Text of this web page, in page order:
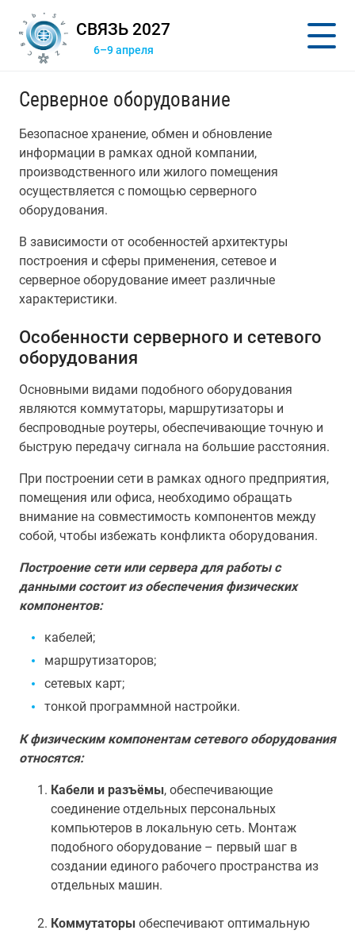
СВЯЗЬ 2027
6–9 апреля
Серверное оборудование
Безопасное хранение, обмен и обновление
информации в рамках одной компании,
производственного или жилого помещения
осуществляется с помощью серверного
оборудования.
В зависимости от особенностей архитектуры
построения и сферы применения, сетевое и
серверное оборудование имеет различные
характеристики.
Особенности серверного и сетевого
оборудования
Основными видами подобного оборудования
являются коммутаторы, маршрутизаторы и
беспроводные роутеры, обеспечивающие точную и
быструю передачу сигнала на большие расстояния.
При построении сети в рамках одного предприятия,
помещения или офиса, необходимо обращать
внимание на совместимость компонентов между
собой, чтобы избежать конфликта оборудования.
Построение сети или сервера для работы с
данными состоит из обеспечения физических
компонентов:
кабелей;
маршрутизаторов;
сетевых карт;
тонкой программной настройки.
К физическим компонентам сетевого оборудования
относятся:
Кабели и разъёмы, обеспечивающие
соединение отдельных персональных
компьютеров в локальную сеть. Монтаж
подобного оборудование – первый шаг в
создании единого рабочего пространства из
отдельных машин.
Коммутаторы обеспечивают оптимальную